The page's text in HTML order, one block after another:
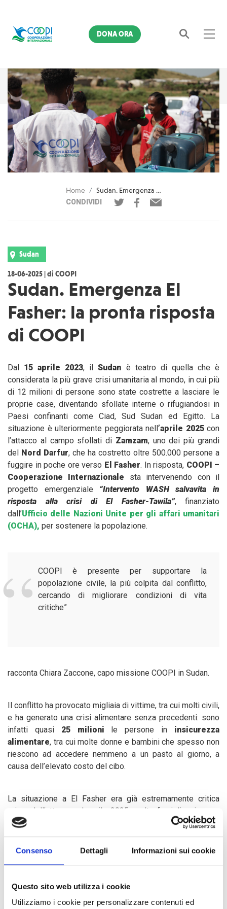
Consenso Dettagli Informazioni sui cookie
Questo sito web utilizza i cookie
Utilizziamo i cookie per personalizzare contenuti ed
Cerca
DONA ORA
Home
Sudan. Emergenza El Fasher: la pronta risposta di COOPI
CONDIVIDI
Sudan
18-06-2025 | di COOPI
Sudan. Emergenza El
Fasher: la pronta risposta
di COOPI
Dal 15 aprile 2023, il Sudan è teatro di quella che è
considerata la più grave crisi umanitaria al mondo, in cui più
di 12 milioni di persone sono state costrette a lasciare le
proprie case, diventando sfollate interne o rifugiandosi in
Paesi confinanti come Ciad, Sud Sudan ed Egitto. La
situazione è ulteriormente peggiorata nell ’aprile 2025 con
l’attacco al campo sfollati di Zamzam, uno dei più grandi
del
Nord Darfur, che ha costretto oltre 500.000 persone a
fuggire in poche ore verso El Fasher. In risposta, COOPI –
Cooperazione Internazionale sta intervenendo con il
progetto emergenziale “Intervento WASH salvavita in
risposta alla crisi di El Fasher-Tawila”, finanziato
dall’Ufficio delle Nazioni Unite per gli affari umanitari
(OCHA), per sostenere la popolazione.
COOPI è presente per supportare la
popolazione civile, la più colpita dal conflitto,
cercando di migliorare condizioni di vita
critiche”
racconta Chiara Zaccone, capo missione COOPI in Sudan.
Il conflitto ha provocato migliaia di vittime, tra cui molti civili,
e ha generato una crisi alimentare senza precedenti: sono
infatti quasi 25 milioni le persone in insicurezza
alimentare, tra cui molte donne e bambini che spesso non
riescono ad accedere nemmeno a un pasto al giorno, a
causa dell’elevato costo del cibo.
La situazione a El Fasher era già estremamente critica
prima dell’attacco ad aprile 2025: molte famiglie si erano
già spostate verso località vicine come Melit e Tawila a
causa dell’aumento dell’insicurezza e del peggioramento
delle condizioni economiche. L’intervento di COOPI qui
condizioni igieniche minime. Inoltre, COOPI sta costruendo